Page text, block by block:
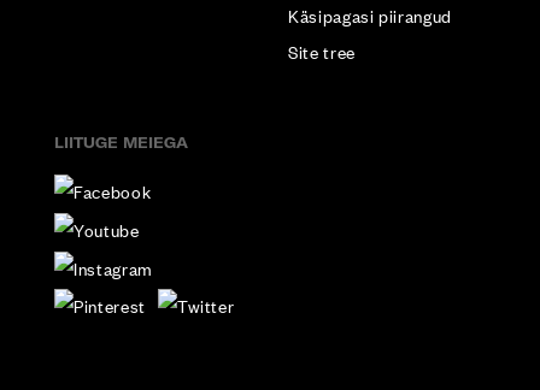
Käsipagasi piirangud
Site tree
LIITUGE MEIEGA